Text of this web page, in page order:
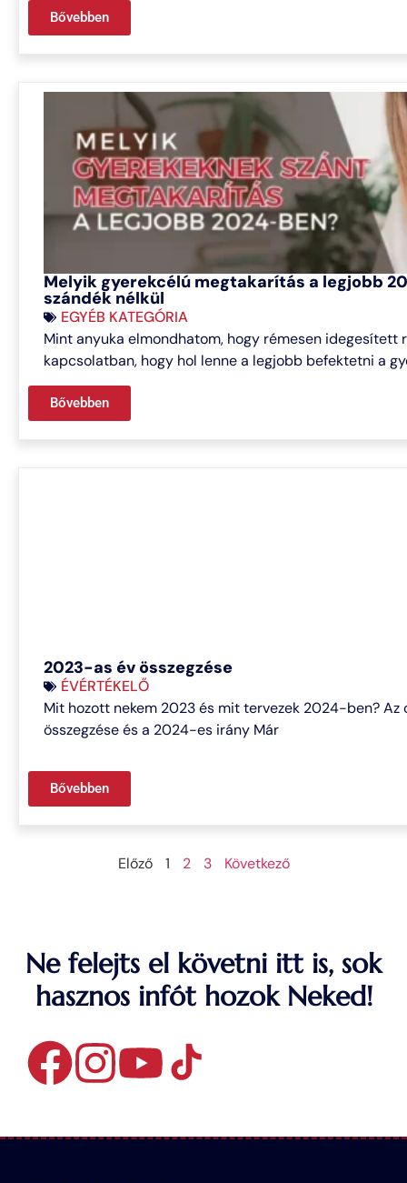
Bővebben
Melyik gyerekcélú megtakarítás a legjobb
szándék nélkül
EGYÉB KATEGÓRIA
Mint anyuka elmondhatom, hogy rémesen idegesített
kapcsolatban, hogy hol lenne a legjobb befektetni a
Bővebben
2023-as év összegzése
ÉVÉRTÉKELŐ
Mit hozott nekem 2023 és mit tervezek 2024-ben?
összegzése és a 2024-es irány Már
Bővebben
Előző 1 2 3 Következő
Ne felejts el követni itt is, sok
hasznos infót hozok Neked!